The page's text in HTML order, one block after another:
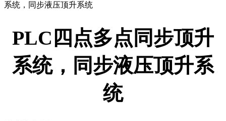
系统，同步液压顶升系统
PLC四点多点同步顶升
系统，同步液压顶升系
统